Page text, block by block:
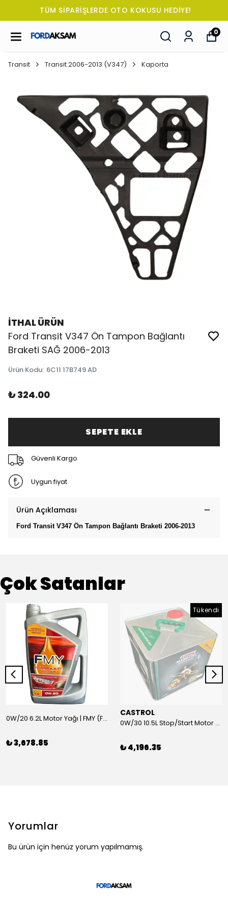
TÜM SİPARİŞLERDE OTO KOKUSU HEDİYE!
0
Transit Transit 2006-2013 (V347) Kaporta
İTHAL ÜRÜN
Ford Transit V347 Ön Tampon Bağlantı
Braketi SAĞ 2006-2013
Ürün Kodu: 6C11 17B749 AD
₺ 324.00
SEPETE EKLE
Güvenli Kargo
Uygun fiyat
Ürün Açıklaması
Ford Transit V347 Ön Tampon Bağlantı Braketi 2006-2013
Çok Satanlar
0W/20 6.2L Motor Yağı | FMY (Ford Motor Yağları)
₺ 3,678.85
Tükendi
CASTROL
0W/30 10.5L Stop/Start Motor Yağı | CASTROL
₺ 4,196.35
Yorumlar
Bu ürün için henüz yorum yapılmamış.